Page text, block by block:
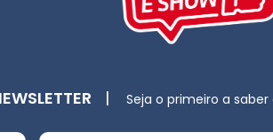
| Seja o primeiro a